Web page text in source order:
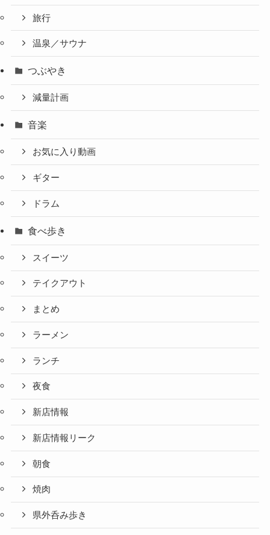
旅行
温泉／サウナ
つぶやき
減量計画
音楽
お気に入り動画
ギター
ドラム
食べ歩き
スイーツ
テイクアウト
まとめ
ラーメン
ランチ
夜食
新店情報
新店情報リーク
朝食
焼肉
県外呑み歩き